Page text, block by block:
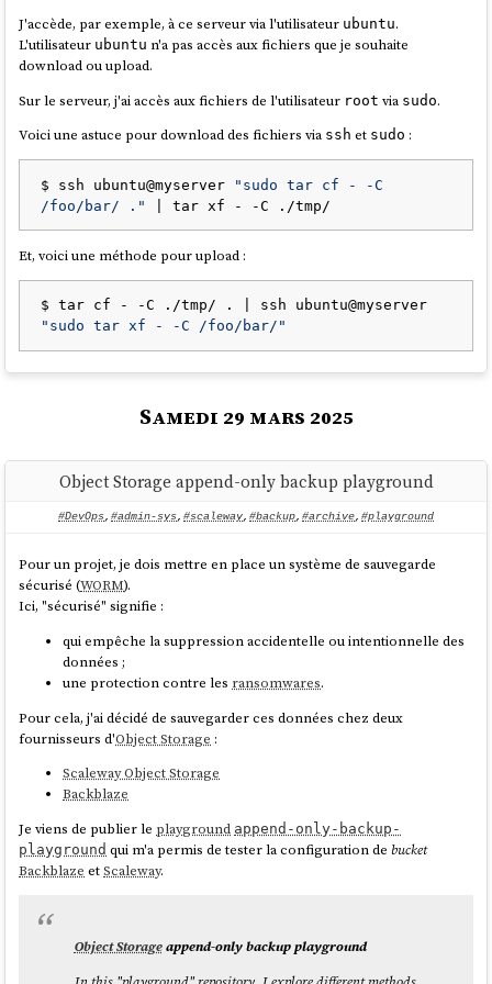
all or some databases with globals at once in the format
you want, because a simple call to pg_dumpall only dumps
databases in the plain SQL format.
and tablespaces definitions, pg_dump to dump all or
each selected database to a separate file in the custom
Features
...
Dump databases concurrently
...
Purge based on age and number of dumps to keep
Dump from a hot standby by pausing replication
Upload and download dumps to S3, GCS, Azure,
B2 or a remote host with SFTP
source
Créer et publier unplaygroundpour tester pg_back
Si le résultat est positif, alors je souhaite ajouter une note en
introduction de
pas utiliser ce projet et renvoyer les lecteurs vers le projet
pg_back
J'accède, par exemple, à ce serveur via l'utilisateur ubuntu.
L'utilisateur ubuntu n'a pas accès aux fichiers que je souhaite
download ou upload.
Sur le serveur, j'ai accès aux fichiers de l'utilisateur root via sudo.
Voici une astuce pour download des fichiers via ssh et sudo :
$ ssh ubuntu@myserver
"sudo tar cf - -C
/foo/bar/ ."
Et, voici une méthode pour upload :
"sudo tar xf - -C /foo/bar/"
Samedi 29 mars 2025
Object Storage append-only backup playground
#DevOps, #admin-sys, #scaleway, #backup, #archive, #playground
Pour un projet, je dois mettre en place un système de sauvegarde
sécurisé (WORM).
Ici, "sécurisé" signifie :
qui empêche la suppression accidentelle ou intentionnelle des
données ;
une protection contre les ransomwares.
Pour cela, j'ai décidé de sauvegarder ces données chez deux
fournisseurs d'Object Storage :
Scaleway Object Storage
Backblaze
Je viens de publier le playground append-only-backup-
playground qui m'a permis de tester la configuration de bucket
Backblaze etScaleway.
Object Storageappend-only backup playground